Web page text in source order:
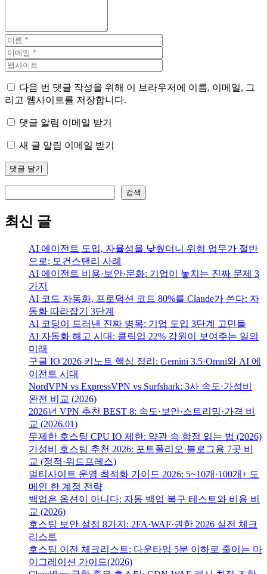
다음 번 댓글 작성을 위해 이 브라우저에 이름, 이메일, 그
리고 웹사이트를 저장합니다.
댓글 알림 이메일 받기
새 글 알림 이메일 받기
검색
최신 글
AI 에이전트 도입, 자율성을 낮췄더니 위험 업무가 절반
으로: 모건스탠리 사례
AI 에이전트 비용·보안·문화: 기업이 놓치는 진짜 문제 3
가지
AI 코드 자동화, 프로덕션 코드 80%를 Claude가 쓴다: 자
동화 따라잡기 3단계
AI 코딩이 드러낸 진짜 병목: 기업 도입 3단계 고민들
AI 자동화 해고 시대: 클릭업 22% 감원이 보여주는 일의
미래
구글 IO 2026 키노트 핵심 정리: Gemini 3.5·Omni와 AI 에
이전트 시대
NordVPN vs ExpressVPN vs Surfshark: 3사 속도·가성비
완전 비교 (2026)
2026년 VPN 추천 BEST 8: 속도·보안·스트리밍·가격 비
교 (2026.01)
무제한 호스팅 CPU IO 제한: 약관 속 함정 읽는 법 (2026)
가성비 호스팅 추천 2026: 포트폴리오·블로그용 7곳 비
교 (정적·워드프레스)
멀티사이트 운영 최적화 가이드 2026: 5~10개·100개+ 도
메인 한 계정 전략
백업은 옵션이 아니다: 자동 백업 복구 테스트와 비용 비
교 (2026)
호스팅 보안 설정 8가지: 2FA·WAF·권한 2026 실전 체크
리스트
호스팅 이전 체크리스트: 다운타임 5분 이하로 줄이는 마
이그레이션 가이드(2026)